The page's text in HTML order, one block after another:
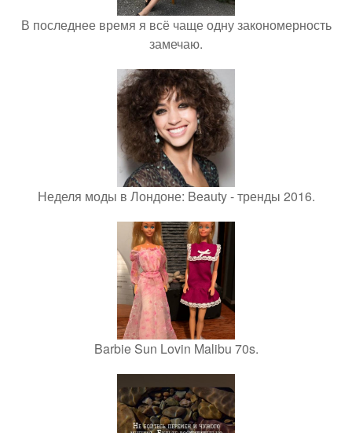
В последнее время я всё чаще одну закономерность
замечаю.
Неделя моды в Лондоне: Beauty - тренды 2016.
Barbie Sun Lovin Malibu 70s.